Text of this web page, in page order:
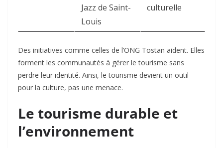
Jazz de Saint-
Louis
culturelle
Des initiatives comme celles de l’ONG Tostan aident. Elles
forment les communautés à gérer le tourisme sans
perdre leur identité. Ainsi, le tourisme devient un outil
pour la culture, pas une menace.
Le tourisme durable et
l’environnement